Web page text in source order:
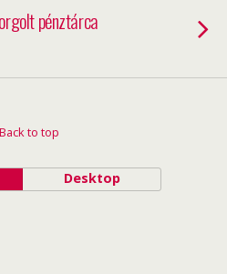
pénztárca
Back to top
Desktop